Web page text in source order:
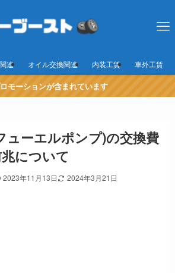
連 オイル交換関連 内装工賃 車外工賃
モーションが含まれています
ューエルポンプ)の交換費
について
2023年11月13日 2024年3月21日